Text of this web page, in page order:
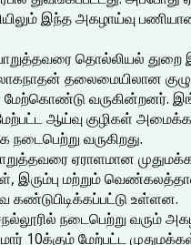
இந்த அகழாய்வு
தொல்லியல் துறை
தலைமையிலான
வருகின்றனர்.
ஆய்வு குழிகள்
நடைபெற்று வருகிறது.
ஏராளமான
இரும்பு மற்றும்
உள்ளன.
நடைபெற்று வரும்
10க்கும் மேற்பட்ட